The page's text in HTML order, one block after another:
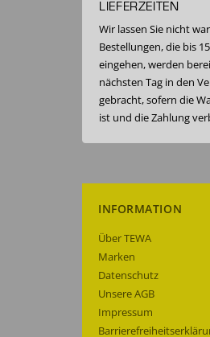
LIEFERZEITEN
Wir lassen Sie nicht
Bestellungen, die bis
eingehen, werden
nächsten Tag in den
gebracht, sofern die
ist und die Zahlung
INFORMATION
Über TEWA
Marken
Datenschutz
Unsere AGB
Impressum